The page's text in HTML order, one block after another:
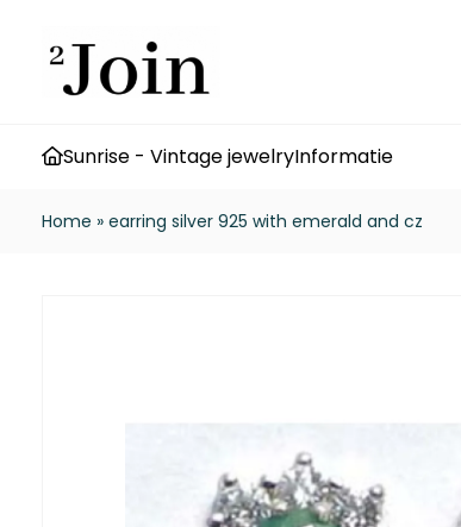
Sunrise - Vintage jewelryInformatie
Home » earring silver 925 with emerald and cz